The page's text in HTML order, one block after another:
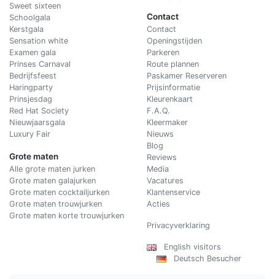
Sweet sixteen
Schoolgala
Kerstgala
Sensation white
Examen gala
Prinses Carnaval
Bedrijfsfeest
Haringparty
Prinsjesdag
Red Hat Society
Nieuwjaarsgala
Luxury Fair
Grote maten
Alle grote maten jurken
Grote maten galajurken
Grote maten cocktailjurken
Grote maten trouwjurken
Grote maten korte trouwjurken
Contact
Contact
Openingstijden
Parkeren
Route plannen
Paskamer Reserveren
Prijsinformatie
Kleurenkaart
F.A.Q.
Kleermaker
Nieuws
Blog
Reviews
Media
Vacatures
Klantenservice
Acties
Privacyverklaring
English visitors
Deutsch Besucher